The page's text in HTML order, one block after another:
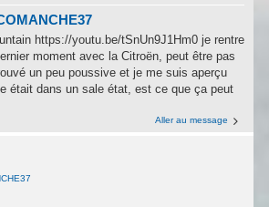
https://youtu.be/tSnUn9J1Hm0 je rentre
moment avec la Citroën, peut être pas
un peu poussive et je me suis aperçu
était dans un sale état, est ce que ça peut
Aller au message